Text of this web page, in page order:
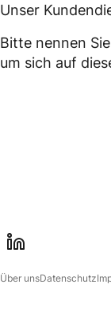
Unser
Bitte nennen
um sich auf
i
Über unsDatenschutz